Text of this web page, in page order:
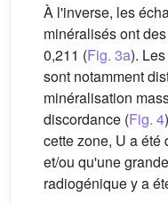
À l'inverse, les
minéralisés ont
0,211 (Fig. 3a).
sont notamment
minéralisation
discordance (Fig. 4
cette zone, U a été
et/ou qu'une
radiogénique y a